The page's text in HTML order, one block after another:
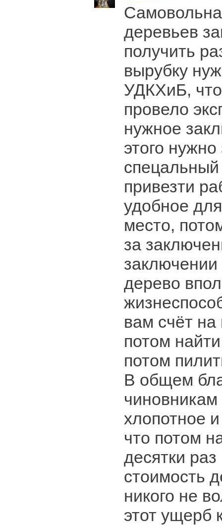
деревьев
получить
вырубку
УДКХиБ,
провело
нужное
этого
привезти
удобное
место,
за
заключении
дерево
вам счёт на
потом
потом
В общем
чиновникам
хлопотное
что потом
десятки
стоимость
никого не
этот ущерб